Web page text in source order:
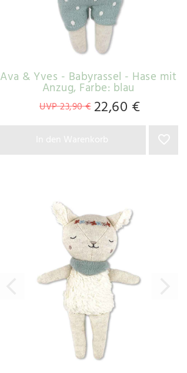
Ava & Yves - Babyrassel - Hase mit
Anzug, Farbe: blau
UVP 23,90 € 22,60 €